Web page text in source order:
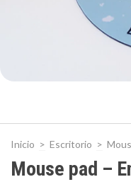
Inicio > Escritorio >
Mouse pad –